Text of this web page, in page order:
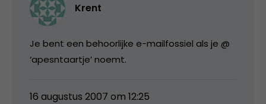
Krent
Je bent een behoorlijke e-mailfossiel als je @
‘apesntaartje’ noemt.
16 augustus 2007 om 12:25